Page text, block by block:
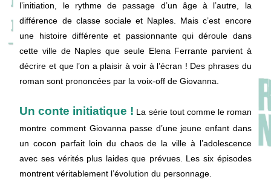
l’initiation, le rythme de passage d’un âge à l’autre, la
différence de classe sociale et Naples. Mais c’est encore
une histoire différente et passionnante qui déroule dans
cette ville de Naples que seule Elena Ferrante parvient à
décrire et que l’on a plaisir à voir à l’écran ! Des phrases du
roman sont prononcées par la voix-off de Giovanna.
Un conte initiatique ! La série tout comme le roman
montre comment Giovanna passe d’une jeune enfant dans
un cocon parfait loin du chaos de la ville à l’adolescence
avec ses vérités plus laides que prévues. Les six épisodes
montrent véritablement l’évolution du personnage.